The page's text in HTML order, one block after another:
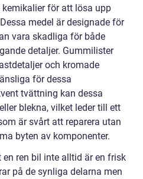
för att lösa upp
medel är designade för
vara skadliga för både
detaljer. Gummilister
och kromade
för dessa
tvättning kan dessa
blekna, vilket leder till ett
är svårt att reparera utan
byten av komponenter.
ren bil inte alltid är en frisk
på de synliga delarna men